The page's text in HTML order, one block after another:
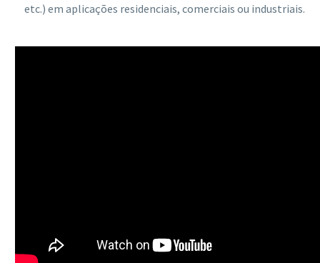
etc.) em aplicações residenciais, comerciais ou industriais.